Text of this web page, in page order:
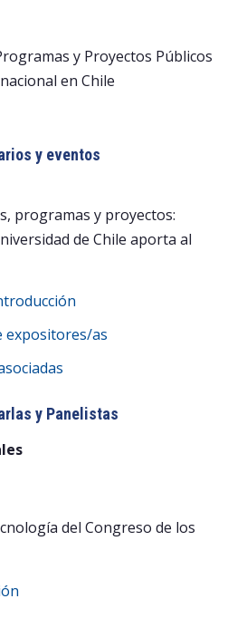
Egresados
y Proyectos Públicos
en Chile
y eventos
programas y proyectos:
de Chile aporta al
expositores/as
y Panelistas
del Congreso de los